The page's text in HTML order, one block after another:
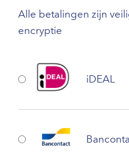
Alle betalingen zijn
encryptie
iDEAL